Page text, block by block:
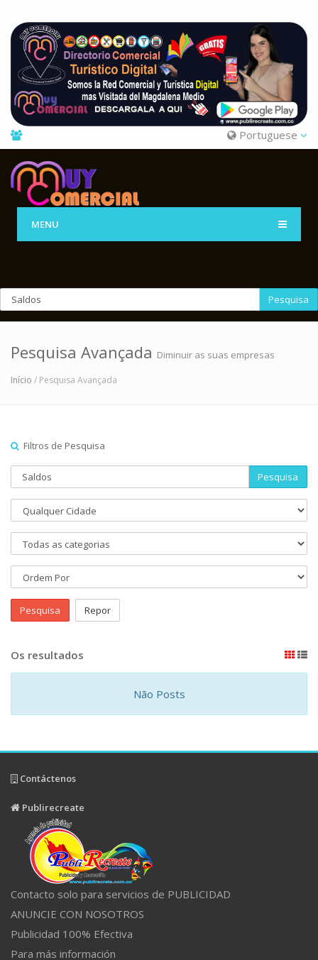
Portuguese
MENU
Pesquisa
Pesquisa Avançada Diminuir as suas empresas
Início / Pesquisa Avançada
Filtros de Pesquisa
Pesquisa
Pesquisa Repor
Os resultados
Não Posts
Contáctenos
Publirecreate
Contacto solo para servicios de PUBLICIDAD
ANUNCIE CON NOSOTROS
Publicidad 100% Efectiva
Para más información